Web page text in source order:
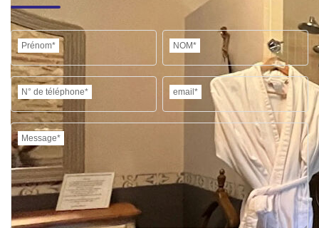
Prénom* NOM*
N° de téléphone* email*
Message*